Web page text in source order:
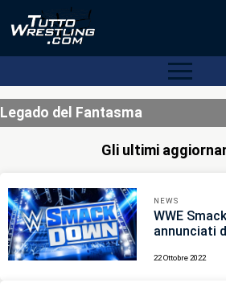
Legado del Fantasma
Gli ultimi
NEWS
WWE
annunciati
22 Ottobre 2022